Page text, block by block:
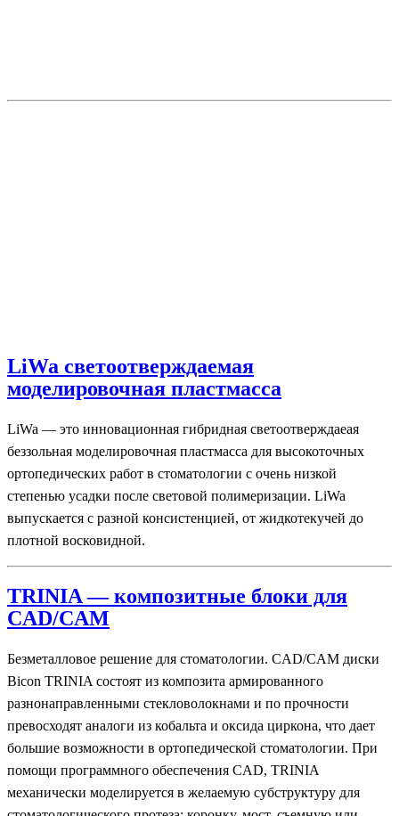
LiWa светоотверждаемая
моделировочная пластмасса
LiWa — это инновационная гибридная светоотверждаеая
беззольная моделировочная пластмасса для высокоточных
ортопедических работ в стоматологии с очень низкой
степенью усадки после световой полимеризации. LiWa
выпускается с разной консистенцией, от жидкотекучей до
плотной восковидной.
TRINIA — композитные блоки для
CAD/CAM
Безметалловое решение для стоматологии. CAD/CAM диски
Bicon TRINIA состоят из композита армированного
разнонаправленными стекловолокнами и по прочности
превосходят аналоги из кобальта и оксида циркона, что дает
большие возможности в ортопедической стоматологии. При
помощи программного обеспечения CAD, TRINIA
механически моделируется в желаемую субструктуру для